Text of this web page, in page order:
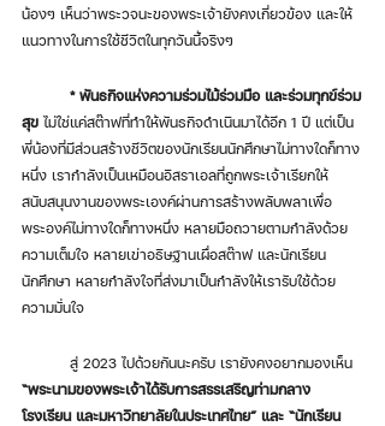
น้องๆ เห็นว่าพระวจนะของพระเจ้ายังคงเกี่ยวข้อง และให้
แนวทางในการใช้ชีวิตในทุกวันนี้จริงๆ
* พันธกิจแห่งความร่วมไม้ร่วมมือ และร่วมทุกข์ร่วม
สุข ไม่ใช่แค่สต๊าฟที่ทำให้พันธกิจดำเนินมาได้อีก 1 ปี แต่เป็น
พี่น้องที่มีส่วนสร้างชีวิตของนักเรียนนักศึกษาไม่ทางใดก็ทาง
หนึ่ง เรากำลังเป็นเหมือนอิสราเอลที่ถูกพระเจ้าเรียกให้
สนับสนุนงานของพระเองค์ผ่านการสร้างพลับพลาเพื่อ
พระองค์ไม่ทางใดก็ทางหนึ่ง หลายมือถวายตามกำลังด้วย
ความเต็มใจ หลายเข่าอธิษฐานเผื่อสต๊าฟ และนักเรียน
นักศึกษา หลายกำลังใจที่ส่งมาเป็นกำลังให้เรารับใช้ด้วย
ความมั่นใจ
	สู่ 2023 ไปด้วยกันนะครับ เรายังคงอยากมองเห็น
“พระนามของพระเจ้าได้รับการสรรเสริญท่ามกลาง
โรงเรียน และมหาวิทยาลัยในประเทศไทย” และ “นักเรียน